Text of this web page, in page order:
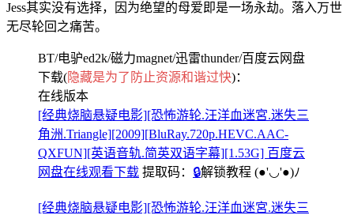
Jess其实没有选择，因为绝望的母爱即是一场永劫。落入万世
无尽轮回之痛苦。
BT/电驴ed2k/磁力magnet/迅雷thunder/百度云网盘
下载(隐藏是为了防止资源和谐过快)：
在线版本
[经典烧脑悬疑电影][恐怖游轮.汪洋血迷宮.迷失三
角洲.Triangle][2009][BluRay.720p.HEVC.AAC-
QXFUN][英语音轨.简英双语字幕][1.53G] 百度云
网盘在线观看下载 提取码： 🔒解锁教程 (●'◡'●)ﾉ
[经典烧脑悬疑电影][恐怖游轮.汪洋血迷宮.迷失三